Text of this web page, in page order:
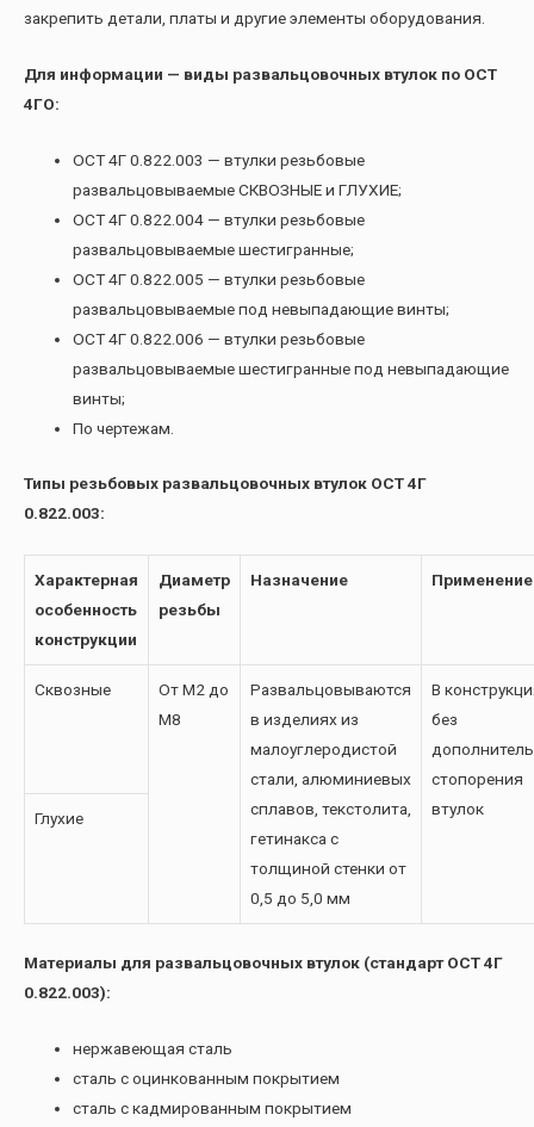
закрепить детали, платы и другие элементы оборудования.
Для информации — виды развальцовочных втулок по ОСТ
4ГО:
ОСТ 4Г 0.822.003 — втулки резьбовые
развальцовываемые СКВОЗНЫЕ и ГЛУХИЕ;
ОСТ 4Г 0.822.004 — втулки резьбовые
развальцовываемые шестигранные;
ОСТ 4Г 0.822.005 — втулки резьбовые
развальцовываемые под невыпадающие винты;
ОСТ 4Г 0.822.006 — втулки резьбовые
развальцовываемые шестигранные под невыпадающие
винты;
По чертежам.
Типы резьбовых развальцовочных втулок ОСТ 4Г
0.822.003:
Характерная
особенность
конструкции
Диаметр
резьбы
Назначение Применение
Сквозные
От М2 до
М8
Развальцовываются
в изделиях из
малоуглеродистой
стали, алюминиевых
сплавов, текстолита,
гетинакса с
толщиной стенки от
0,5 до 5,0 мм
В
без
стопорения
втулок
Глухие
Материалы для развальцовочных втулок (стандарт ОСТ 4Г
0.822.003):
нержавеющая сталь
сталь с оцинкованным покрытием
сталь с кадмированным покрытием